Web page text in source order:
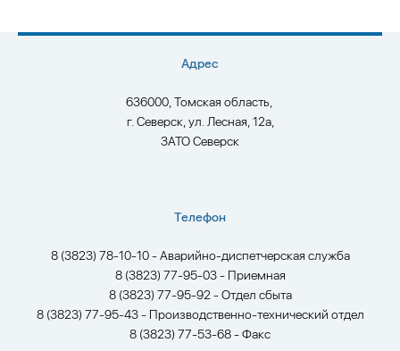
Адрес
636000, Томская область,
г. Северск, ул. Лесная, 12а,
ЗАТО Северск
Телефон
8 (3823) 78-10-10 - Аварийно-диспетчерская служба
8 (3823) 77-95-03 - Приемная
8 (3823) 77-95-92 - Отдел сбыта
8 (3823) 77-95-43 - Производственно-технический отдел
8 (3823) 77-53-68 - Факс